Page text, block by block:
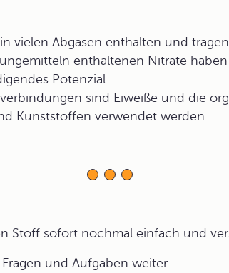
vielen Abgasen enthalten und
enthaltenen Nitrate
Potenzial.
sind Eiweiße und die
Kunststoffen verwendet werden.
Stoff sofort nochmal einfach und
und Aufgaben weiter